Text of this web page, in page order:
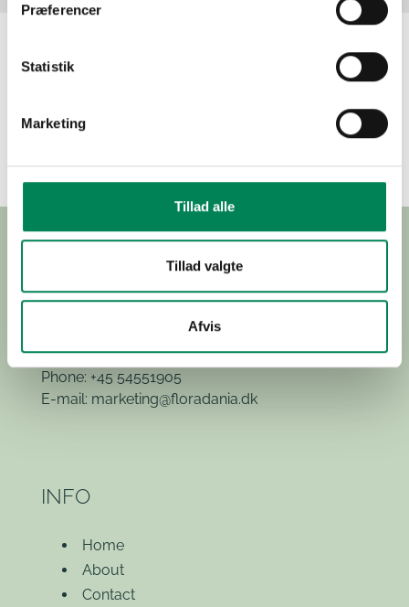
Præferencer
Statistik
Marketing
Tillad alle
Tillad valgte
Afvis
The material may be used for other publication
your source. Do not hesitate to contact us meanwhile if
(Exit 52)
Phone: +45 54551905
E-mail: marketing@floradania.dk
INFO
Home
About
Contact